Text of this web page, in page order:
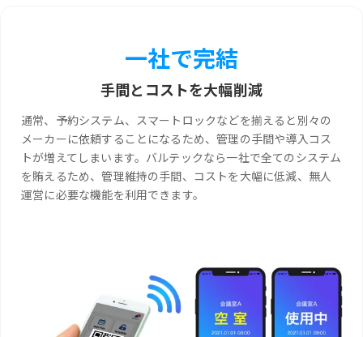
一社で完結
手間とコストを大幅削減
通常、予約システム、スマートロックなどを揃えると別々の
メーカーに依頼することになるため、管理の手間や導入コス
トが増えてしまいます。バルテックなら一社で全てのシステム
を賄えるため、管理維持の手間、コストを大幅に低減、無人
運営に必要な機能を利用できます。